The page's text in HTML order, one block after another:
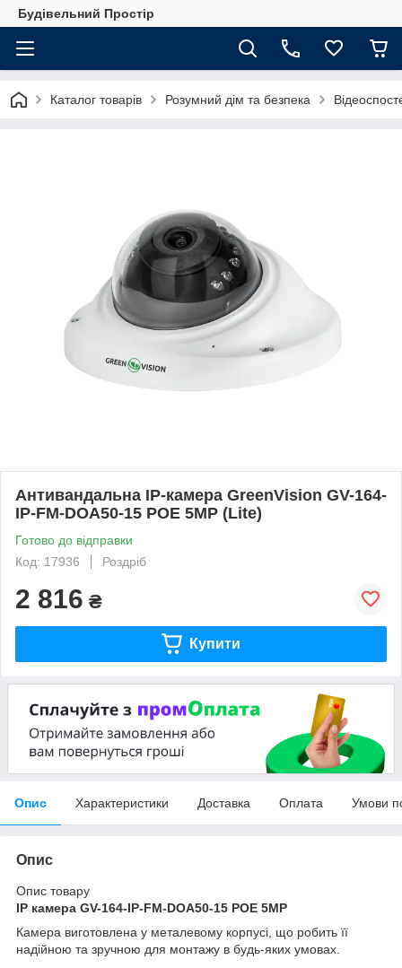
Будівельний Простір
Каталог товарів Розумний дім та безпека
Антивандальна IP-камера GreenVision GV-164-
IP-FM-DOA50-15 POE 5MP (Lite)
Готово до відправки
Код: 17936
Роздріб
2 816 ₴
Купити
Опис Характеристики Доставка Оплата Умови
Опис
Опис товару
IP камера GV-164-IP-FM-DOA50-15 POE 5MP
Камера виготовлена у металевому корпусі, що робить її
надійною та зручною для монтажу в будь-яких умовах.